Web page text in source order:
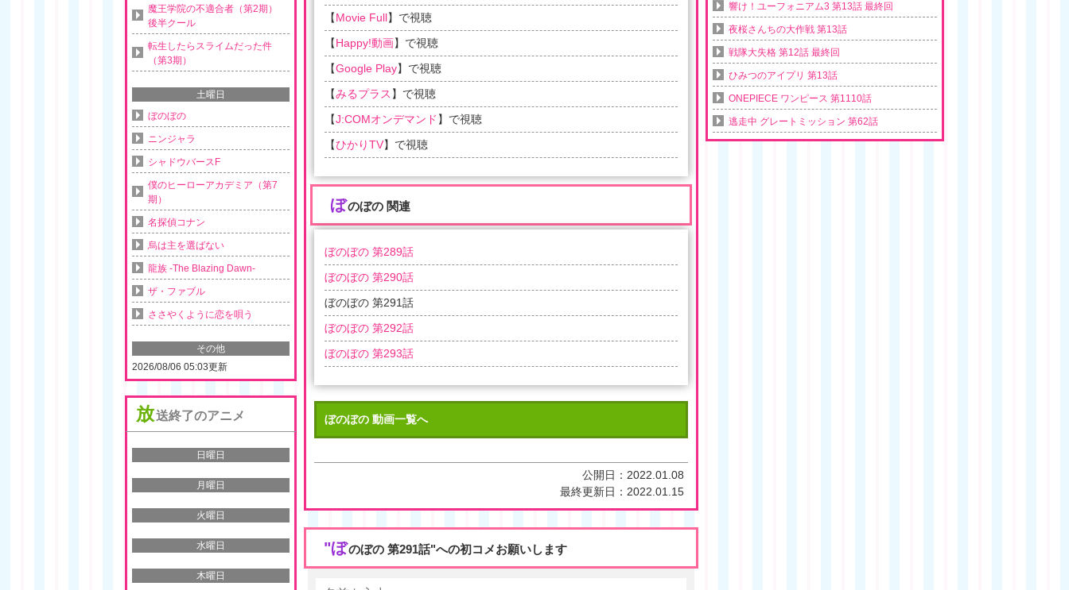
【Movie Full】で視聴
【Happy!動画】で視聴
【Google Play】で視聴
【みるプラス 】で視聴
【J:COMオンデマンド 】で視聴
【ひかりTV】で視聴
ぼのぼの 関連
ぼのぼの 第289話
ぼのぼの 第290話
ぼのぼの 第291話
ぼのぼの 第292話
ぼのぼの 第293話
ぼのぼの 動画一覧へ
公開日： 2022.01.08
最終更新日： 2022.01.15
"ぼのぼの 第291話"への初コメお願いします
魔王学院の不適合者（第2期）
後半クール
転生したらスライムだった件
（第3期）
土曜日
ぼのぼの
ニンジャラ
シャドウバースF
僕のヒーローアカデミア（第7
期）
名探偵コナン
烏は主を選ばない
龍族 -The Blazing Dawn-
ザ・ファブル
ささやくように恋を唄う
その他
2026/08/06 05:03更新
放送終了のアニメ
日曜日
月曜日
火曜日
水曜日
木曜日
響け！ユーフォニアム3 第13話 最終回
夜桜さんちの大作戦 第13話
戦隊大失格 第12話 最終回
ひみつのアイプリ 第13話
ONEPIECE ワンピース 第1110話
逃走中 グレートミッション 第62話